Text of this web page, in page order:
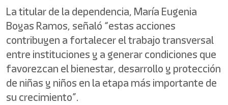
La titular de la dependencia, María Eugenia
Boyas Ramos, señaló “estas acciones
contribuyen a fortalecer el trabajo transversal
entre instituciones y a generar condiciones que
favorezcan el bienestar, desarrollo y protección
de niñas y niños en la etapa más importante de
su crecimiento”.